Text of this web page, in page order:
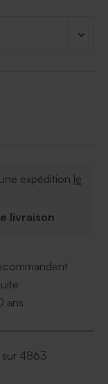
expédition le
livraison
ans
4863